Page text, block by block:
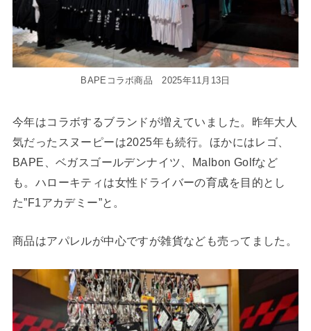
BAPEコラボ商品 2025年11月13日
今年はコラボするブランドが増えていました。昨年大人
気だったスヌーピーは2025年も続行。ほかにはレゴ、
BAPE、ベガスゴールデンナイツ、Malbon Golfなど
も。ハローキティは女性ドライバーの育成を目的とし
た”F1アカデミー”と。
商品はアパレルが中心ですが雑貨なども売ってました。